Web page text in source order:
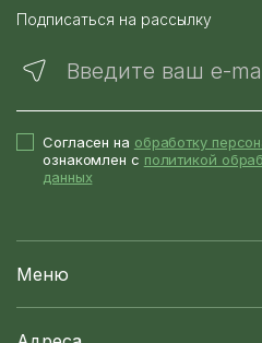
Подписаться на рассылку
Введите ваш e-
Согласен на обработку
ознакомлен с политикой
данных
Меню